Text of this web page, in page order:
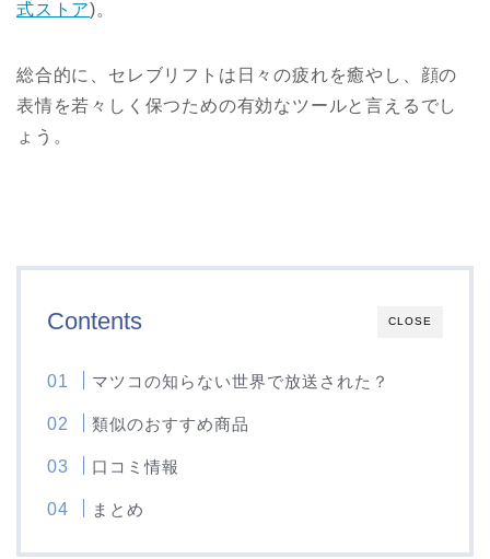
式ストア)​。
総合的に、セレブリフトは日々の疲れを癒やし、顔の
表情を若々しく保つための有効なツールと言えるでし
ょう。
CLOSE
Contents
マツコの知らない世界で放送された？
類似のおすすめ商品
口コミ情報
まとめ